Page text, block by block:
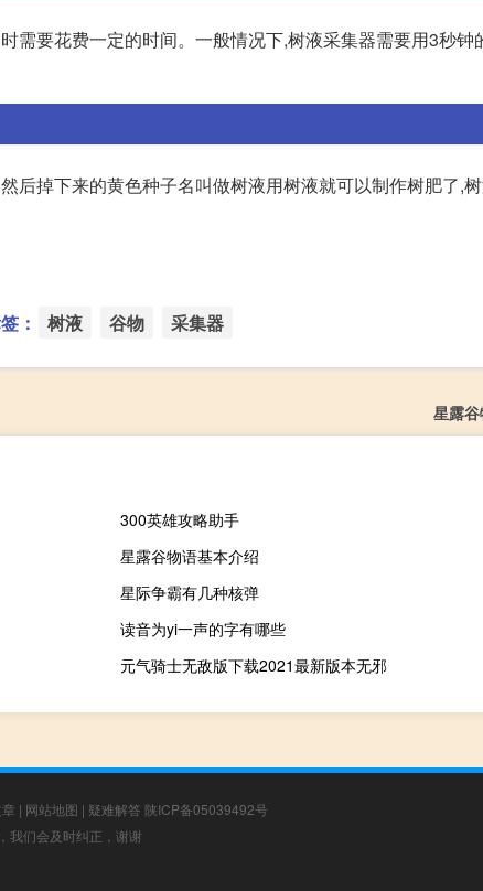
需要花费一定的时间。一般情况下,树液采集器需要用3秒钟
后掉下来的黄色种子名叫做树液用树液就可以制作树肥了,
： 树液 谷物 采集器
星露
300英雄攻略助手
星露谷物语基本介绍
星际争霸有几种核弹
读音为yi一声的字有哪些
元气骑士无敌版下载2021最新版本无邪
| 网站地图 | 疑难解答 陕ICP备05039492号
我们会及时纠正，谢谢